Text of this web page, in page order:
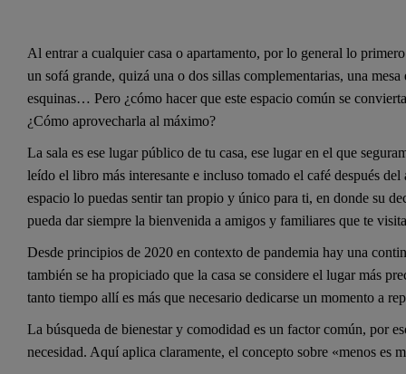
Al entrar a cualquier casa o apartamento, por lo general lo
un sofá grande, quizá una o dos sillas complementarias, una
esquinas… Pero ¿cómo hacer que este espacio común se
¿Cómo aprovecharla al máximo?
La sala es ese lugar público de tu casa, ese lugar en el que
leído el libro más interesante e incluso tomado el café después
espacio lo puedas sentir tan propio y único para ti, en donde su
pueda dar siempre la bienvenida a amigos y familiares que te
Desde principios de 2020 en contexto de pandemia hay una
también se ha propiciado que la casa se considere el lugar más
tanto tiempo allí es más que necesario dedicarse un momento a
La búsqueda de bienestar y comodidad es un factor común, por
necesidad. Aquí aplica claramente, el concepto sobre «menos es